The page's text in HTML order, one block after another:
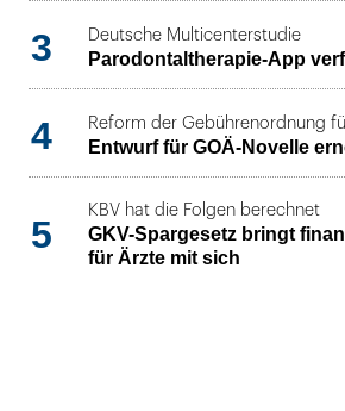
3 Deutsche Multicenterstudie
Parodontaltherapie-App
4 Reform der Gebührenordnung
Entwurf für GOÄ-Novelle
5
KBV hat die Folgen berechnet
GKV-Spargesetz bringt
für Ärzte mit sich